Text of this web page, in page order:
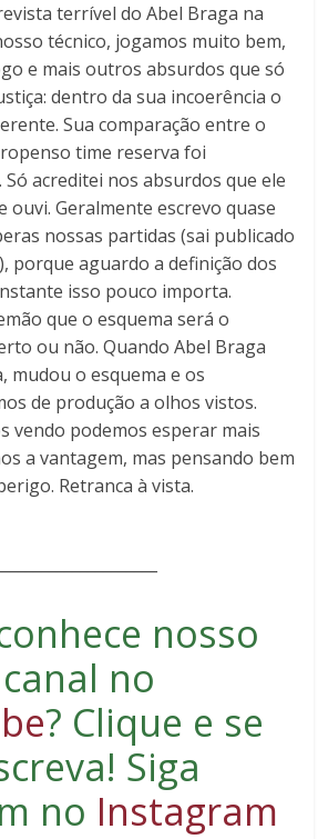
terrível do Abel Braga na
técnico, jogamos muito bem,
e mais outros absurdos que só
dentro da sua incoerência o
Sua comparação entre o
time reserva foi
Só acreditei nos absurdos que ele
ouvi. Geralmente escrevo quase
nossas partidas (sai publicado
porque aguardo a definição dos
isso pouco importa.
que o esquema será o
ou não. Quando Abel Braga
mudou o esquema e os
de produção a olhos vistos.
vendo podemos esperar mais
a vantagem, mas pensando bem
Retranca à vista.
nosso
canal no
? Clique e se
! Siga
no Instagram